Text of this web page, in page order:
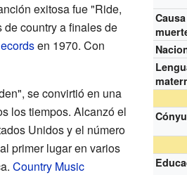
exitosa fue "Ride,
country a finales de
en 1970. Con
se convirtió en una
los tiempos. Alcanzó el
Unidos y el número
primer lugar en varios
Country Music